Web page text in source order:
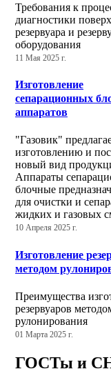
Требования к
диагностики
резервуара и
оборудования
11 Мая 2025 г.
Изготовление
сепарационных
аппаратов
"Газовик"
изготовлению и
новый вид
Аппараты
блочные
для очистки и
жидких и газовых
10 Апреля 2025 г.
Изготовление
методом
Преимущества
резервуаров
рулонирования
01 Марта 2025 г.
ГОСТы и